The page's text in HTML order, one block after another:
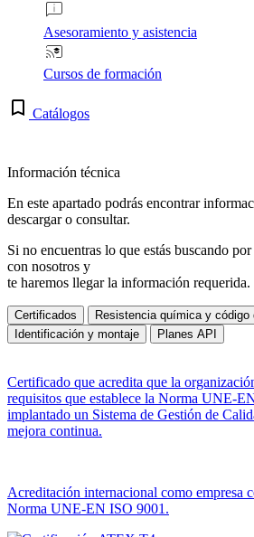
Asesoramiento y asistencia
Cursos de formación
Catálogos
Información técnica
En este apartado podrás encontrar
descargar o consultar.
Si no encuentras lo que estás buscando
con nosotros y
te haremos llegar la información requerida.
Certificados
Resistencia química y código
Identificación y montaje
Planes API
Certificado que acredita que la
requisitos que establece la Norma UNE-
implantado un Sistema de Gestión de
mejora continua.
Acreditación internacional como empresa
Norma UNE-EN ISO 9001.